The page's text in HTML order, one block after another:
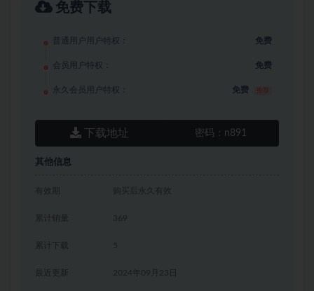
免费下载
普通用户用户特权： 免费
会员用户特权： 免费
永久会员用户特权： 免费
下载地址 密码： n891
其他信息
有效期 购买后永久有效
累计销量 369
累计下载 5
2024年09月23日